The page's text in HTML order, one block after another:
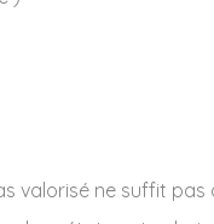
valorisé ne suffit